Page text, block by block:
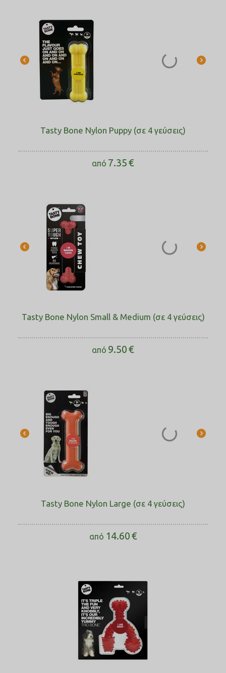
Tasty Bone Nylon Puppy (σε 4 γεύσεις)
από 7.35€
Tasty Bone Nylon Small & Medium (σε 4 γεύσεις)
από 9.50€
Tasty Bone Nylon Large (σε 4 γεύσεις)
από 14.60€